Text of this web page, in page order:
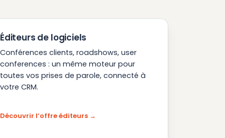
Éditeurs de logiciels
Conférences clients, roadshows, user
conferences : un même moteur pour
toutes vos prises de parole, connecté à
votre CRM.
Découvrir l’offre éditeurs